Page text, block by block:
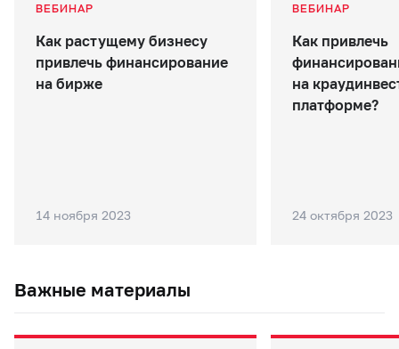
ВЕБИНАР
Как растущему бизнесу
привлечь финансирование
на бирже
14 ноября 2023
ВЕБИНАР
Как привлечь
на
платформе?
24 октября 2023
Важные материалы